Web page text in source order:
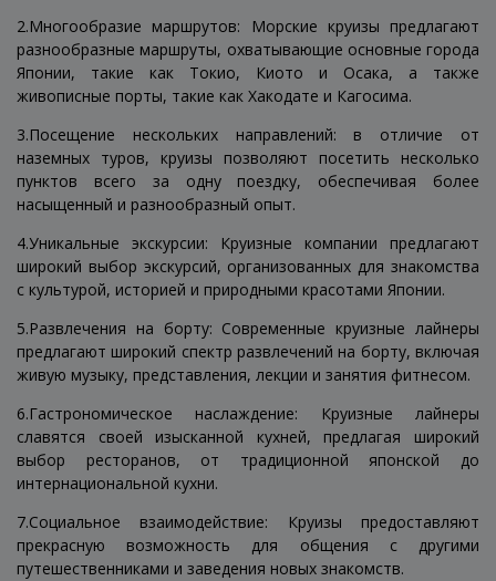
2.Многообразие маршрутов: Морские круизы предлагают
разнообразные маршруты, охватывающие основные города
Японии, такие как Токио, Киото и Осака, а также
живописные порты, такие как Хакодате и Кагосима.
3.Посещение нескольких направлений: в отличие от
наземных туров, круизы позволяют посетить несколько
пунктов всего за одну поездку, обеспечивая более
насыщенный и разнообразный опыт.
4.Уникальные экскурсии: Круизные компании предлагают
широкий выбор экскурсий, организованных для знакомства
с культурой, историей и природными красотами Японии.
5.Развлечения на борту: Современные круизные лайнеры
предлагают широкий спектр развлечений на борту, включая
живую музыку, представления, лекции и занятия фитнесом.
6.Гастрономическое наслаждение: Круизные лайнеры
славятся своей изысканной кухней, предлагая широкий
выбор ресторанов, от традиционной японской до
интернациональной кухни.
7.Социальное взаимодействие: Круизы предоставляют
прекрасную возможность для общения с другими
путешественниками и заведения новых знакомств.